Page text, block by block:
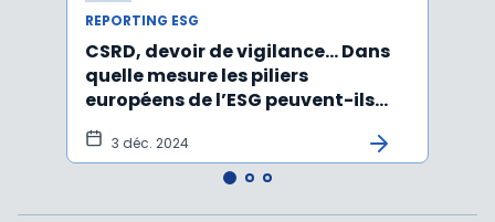
REPORTING ESG
CSRD, devoir de vigilance… Dans
quelle mesure les piliers
européens de l’ESG peuvent-ils
être rabotés ?
3 déc. 2024